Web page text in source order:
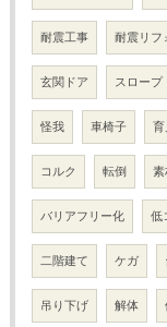
耐震工事 耐震リフ
玄関ドア スロープ
怪我 車椅子
コルク 転倒
バリアフリー化 低
二階建て ケガ
吊り下げ 解体